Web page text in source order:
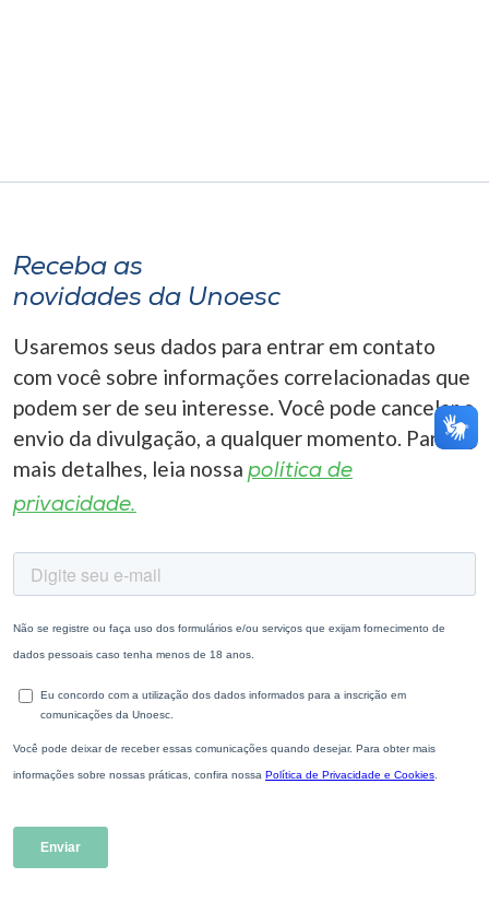
o idioma
A-
Receba as
novidades da Unoesc
Usaremos seus dados para entrar em contato
com você sobre informações correlacionadas que
podem ser de seu interesse. Você pode cancelar o
envio da divulgação, a qualquer momento. Para
mais detalhes, leia nossa política de
privacidade.